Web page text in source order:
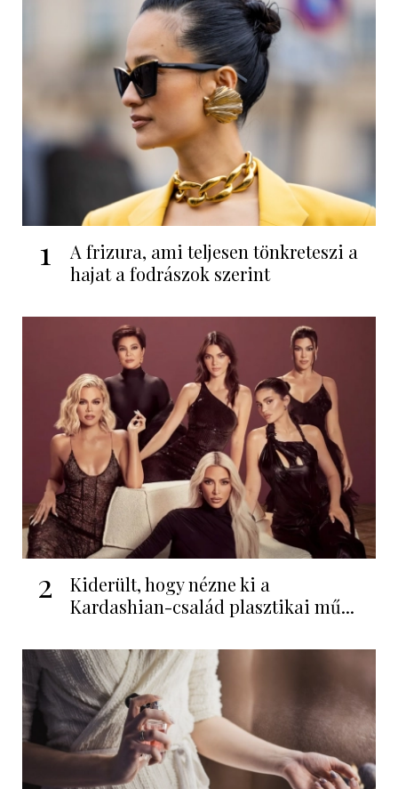
1
A frizura, ami teljesen tönkreteszi a
hajat a fodrászok szerint
2
Kiderült, hogy nézne ki a
Kardashian-család plasztikai mű...